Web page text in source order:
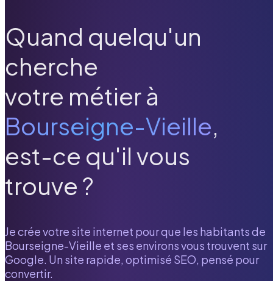
Quand quelqu'un
cherche
votre métier à
Bourseigne-Vieille,
est-ce qu'il vous
trouve ?
Je crée votre site internet pour que les habitants de
Bourseigne-Vieille et ses environs vous trouvent sur
Google. Un site rapide, optimisé SEO, pensé pour
convertir.